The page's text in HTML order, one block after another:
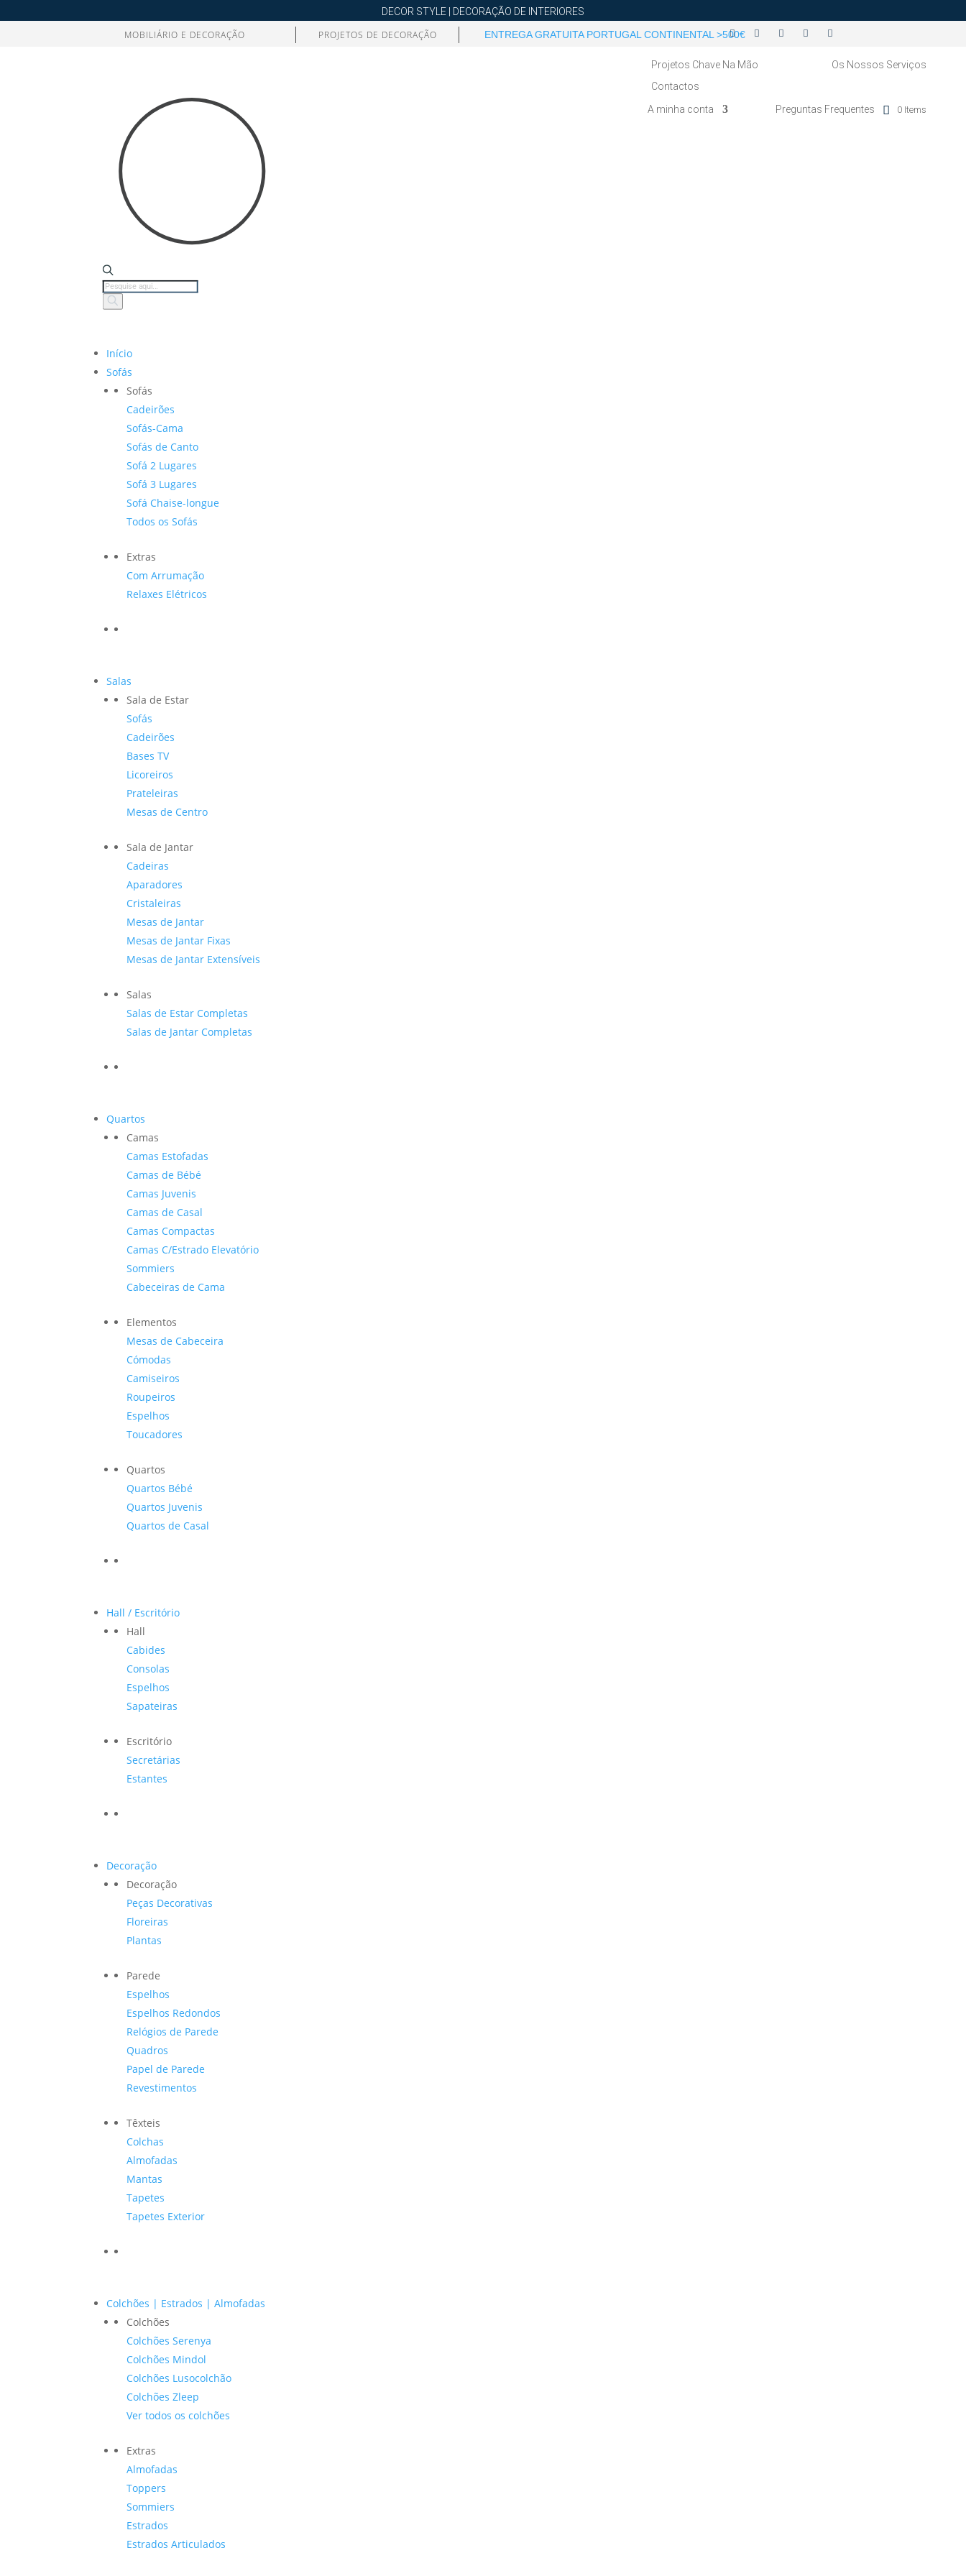
DECOR STYLE | DECORAÇÃO DE INTERIORES
MOBILIÁRIO E DECORAÇÃO PROJETOS DE DECORAÇÃO ENTREGA GRATUITA PORTUGAL CONTINENTAL >500€
Products
search
Projetos Chave Na Mão
Os Nossos Serviços
Contactos
A minha conta
Preguntas Frequentes 0 Items
Início
Sofás
Sofás
Cadeirões
Sofás-Cama
Sofás de Canto
Sofá 2 Lugares
Sofá 3 Lugares
Sofá Chaise-longue
Todos os Sofás
Extras
Com Arrumação
Relaxes Elétricos
Salas
Sala de Estar
Sofás
Cadeirões
Bases TV
Licoreiros
Prateleiras
Mesas de Centro
Sala de Jantar
Cadeiras
Aparadores
Cristaleiras
Mesas de Jantar
Mesas de Jantar Fixas
Mesas de Jantar Extensíveis
Salas
Salas de Estar Completas
Salas de Jantar Completas
Quartos
Camas
Camas Estofadas
Camas de Bébé
Camas Juvenis
Camas de Casal
Camas Compactas
Camas C/Estrado Elevatório
Sommiers
Cabeceiras de Cama
Elementos
Mesas de Cabeceira
Cómodas
Camiseiros
Roupeiros
Espelhos
Toucadores
Quartos
Quartos Bébé
Quartos Juvenis
Quartos de Casal
Hall / Escritório
Hall
Cabides
Consolas
Espelhos
Sapateiras
Escritório
Secretárias
Estantes
Decoração
Decoração
Peças Decorativas
Floreiras
Plantas
Parede
Espelhos
Espelhos Redondos
Relógios de Parede
Quadros
Papel de Parede
Revestimentos
Têxteis
Colchas
Almofadas
Mantas
Tapetes
Tapetes Exterior
Colchões | Estrados | Almofadas
Colchões
Colchões Serenya
Colchões Mindol
Colchões Lusocolchão
Colchões Zleep
Ver todos os colchões
Extras
Almofadas
Toppers
Sommiers
Estrados
Estrados Articulados